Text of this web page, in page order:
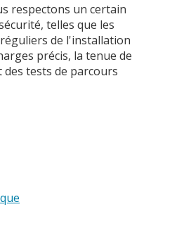
respectons un certain
telles que les
de l'installation
précis, la tenue de
tests de parcours